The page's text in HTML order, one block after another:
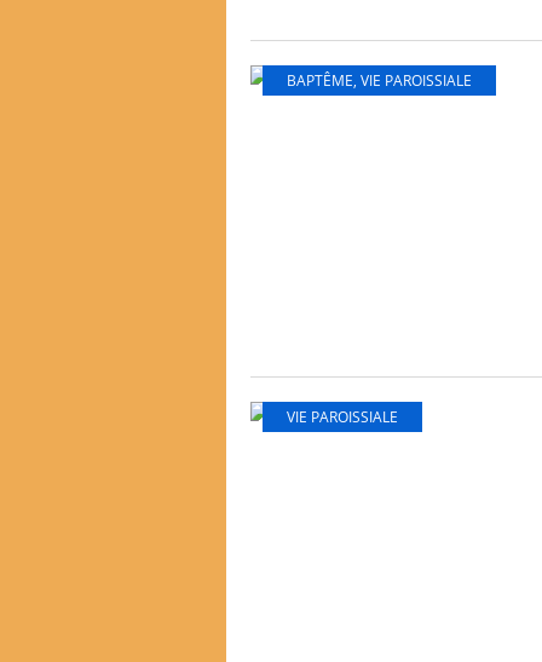
BAPTÊME, VIE PAROISSIALE
VIE PAROISSIALE